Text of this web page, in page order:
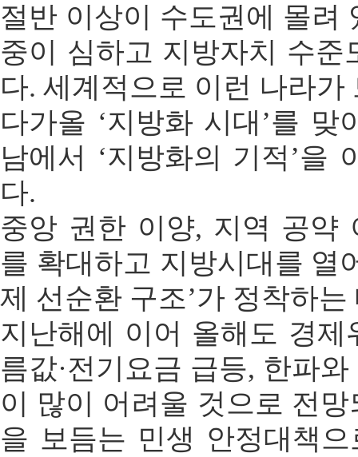
절반 이상이 수도권에 몰려
중이 심하고 지방자치 수준
다. 세계적으로 이런 나라가
다가올 ‘지방화 시대’를
남에서 ‘지방화의 기적’을
다.
중앙 권한 이양, 지역 공약
를 확대하고 지방시대를 열
제 선순환 구조’가 정착하
지난해에 이어 올해도 경제
름값·전기요금 급등, 한파
이 많이 어려울 것으로 전
을 보듬는 민생 안정대책